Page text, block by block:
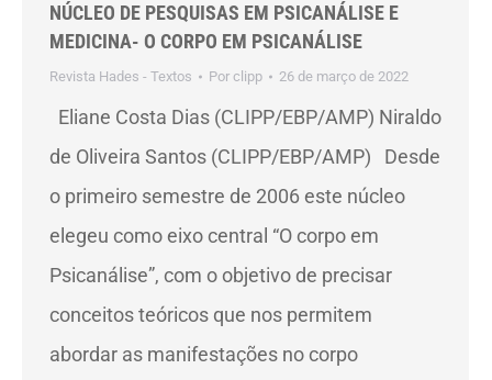
NÚCLEO DE PESQUISAS EM PSICANÁLISE E
MEDICINA- O CORPO EM PSICANÁLISE
Revista Hades - Textos Por clipp 26 de março de 2022
Eliane Costa Dias (CLIPP/EBP/AMP) Niraldo
de Oliveira Santos (CLIPP/EBP/AMP) Desde
o primeiro semestre de 2006 este núcleo
elegeu como eixo central “O corpo em
Psicanálise”, com o objetivo de precisar
conceitos teóricos que nos permitem
abordar as manifestações no corpo